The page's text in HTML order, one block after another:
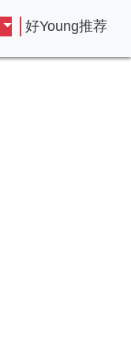
好Young推荐